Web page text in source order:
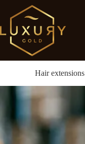
inhoud
Hair extensions